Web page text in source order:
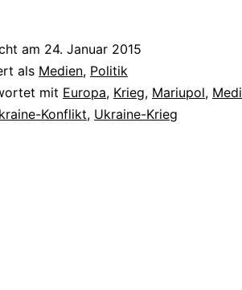
am 24. Januar 2015
als Medien, Politik
mit Europa, Krieg, Mariupol,
Konflikt, Ukraine-Krieg